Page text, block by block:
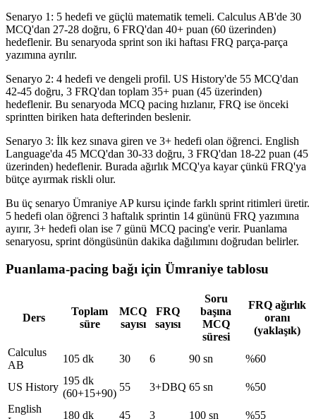
Senaryo 1: 5 hedefi ve güçlü matematik temeli. Calculus AB'de 30
MCQ'dan 27-28 doğru, 6 FRQ'dan 40+ puan (60 üzerinden)
hedeflenir. Bu senaryoda sprint son iki haftası FRQ parça-parça
yazımına ayrılır.
Senaryo 2: 4 hedefi ve dengeli profil. US History'de 55 MCQ'dan
42-45 doğru, 3 FRQ'dan toplam 35+ puan (45 üzerinden)
hedeflenir. Bu senaryoda MCQ pacing hızlanır, FRQ ise önceki
sprintten biriken hata defterinden beslenir.
Senaryo 3: İlk kez sınava giren ve 3+ hedefi olan öğrenci. English
Language'da 45 MCQ'dan 30-33 doğru, 3 FRQ'dan 18-22 puan (45
üzerinden) hedeflenir. Burada ağırlık MCQ'ya kayar çünkü FRQ'ya
bütçe ayırmak riskli olur.
Bu üç senaryo Ümraniye AP kursu içinde farklı sprint ritimleri üretir.
5 hedefi olan öğrenci 3 haftalık sprintin 14 gününü FRQ yazımına
ayırır, 3+ hedefi olan ise 7 günü MCQ pacing'e verir. Puanlama
senaryosu, sprint döngüsünün dakika dağılımını doğrudan belirler.
Puanlama-pacing bağı için Ümraniye tablosu
Ders
Toplam
süre
MCQ
sayısı
FRQ
sayısı
Soru
başına
MCQ
süresi
FRQ ağırlık
oranı
(yaklaşık)
Calculus
AB
105 dk 30 6 90 sn %60
US History
195 dk
(60+15+90)
55 3+DBQ 65 sn
%50
English
180 dk 45 3 100 sn %55